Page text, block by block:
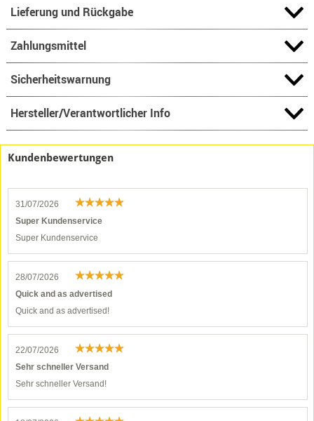
Lieferung und Rückgabe
Zahlungsmittel
Sicherheitswarnung
Hersteller/Verantwortlicher Info
Kundenbewertungen
31/07/2026
Super Kundenservice
Super Kundenservice
28/07/2026
Quick and as advertised
Quick and as advertised!
22/07/2026
Sehr schneller Versand
Sehr schneller Versand!